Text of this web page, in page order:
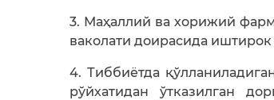
3. Маҳаллий ва хорижий
ваколати доирасида
4. Тиббиётда
рўйхатидан ўтказилган